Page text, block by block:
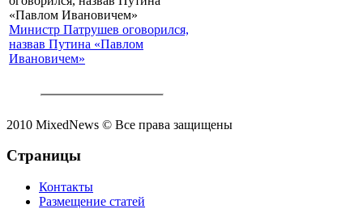
Министр Патрушев оговорился,
назвав Путина «Павлом
Ивановичем»
2010 MixedNews © Все права защищены
Страницы
Контакты
Размещение статей